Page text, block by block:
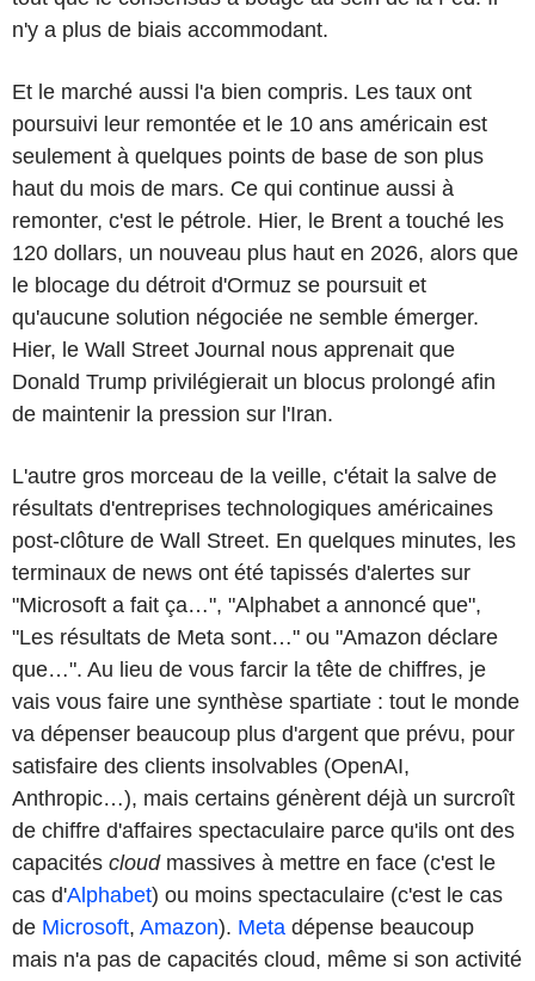
n'y a plus de biais accommodant.
Et le marché aussi l'a bien compris. Les taux ont
poursuivi leur remontée et le 10 ans américain est
seulement à quelques points de base de son plus
haut du mois de mars. Ce qui continue aussi à
remonter, c'est le pétrole. Hier, le Brent a touché les
120 dollars, un nouveau plus haut en 2026, alors que
le blocage du détroit d'Ormuz se poursuit et
qu'aucune solution négociée ne semble émerger.
Hier, le Wall Street Journal nous apprenait que
Donald Trump privilégierait un blocus prolongé afin
de maintenir la pression sur l'Iran.
L'autre gros morceau de la veille, c'était la salve de
résultats d'entreprises technologiques américaines
post-clôture de Wall Street. En quelques minutes, les
terminaux de news ont été tapissés d'alertes sur
"Microsoft a fait ça…", "Alphabet a annoncé que",
"Les résultats de Meta sont…" ou "Amazon déclare
que…". Au lieu de vous farcir la tête de chiffres, je
vais vous faire une synthèse spartiate : tout le monde
va dépenser beaucoup plus d'argent que prévu, pour
satisfaire des clients insolvables (OpenAI,
Anthropic…), mais certains génèrent déjà un surcroît
de chiffre d'affaires spectaculaire parce qu'ils ont des
capacités cloudmassives à mettre en face (c'est le
cas d'Alphabet) ou moins spectaculaire (c'est le cas
de Microsoft, Amazon). Meta dépense beaucoup
mais n'a pas de capacités cloud, même si son activité